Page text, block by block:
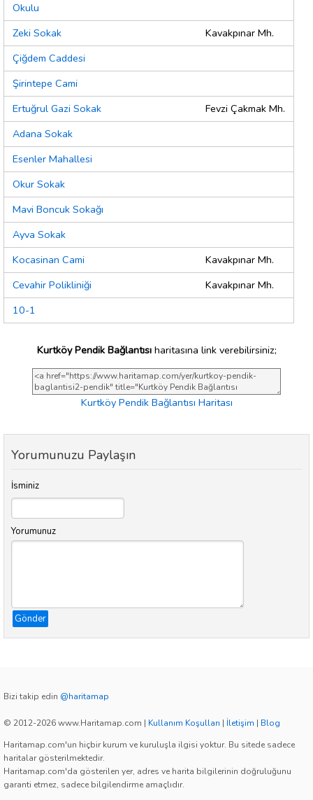
Okulu
Zeki Sokak
Kavakpınar Mh.
Çiğdem Caddesi
Şirintepe Cami
Ertuğrul Gazi Sokak
Fevzi Çakmak Mh.
Adana Sokak
Esenler Mahallesi
Okur Sokak
Mavi Boncuk Sokağı
Ayva Sokak
Kocasinan Cami
Kavakpınar Mh.
Cevahir Polikliniği
Kavakpınar Mh.
10-1
Kurtköy Pendik Bağlantısıharitasına link verebilirsiniz;
Kurtköy Pendik Bağlantısı Haritası
Yorumunuzu Paylaşın
İsminiz
Yorumunuz
Gönder
Bizi takip edin @haritamap
© 2012-2026 www.Haritamap.com | Kullanım Koşulları | İletişim | Blog
Haritamap.com'un hiçbir kurum ve kuruluşla ilgisi yoktur. Bu sitede sadece
haritalar gösterilmektedir.
Haritamap.com'da gösterilen yer, adres ve harita bilgilerinin doğruluğunu
garanti etmez, sadece bilgilendirme amaçlıdır.